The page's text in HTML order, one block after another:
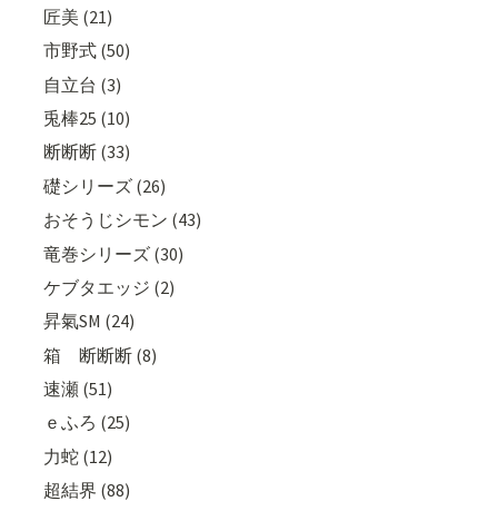
匠美 (21)
市野式 (50)
自立台 (3)
兎棒25 (10)
断断断 (33)
礎シリーズ (26)
おそうじシモン (43)
竜巻シリーズ (30)
ケブタエッジ (2)
昇氣SM (24)
箱 断断断 (8)
速瀬 (51)
ｅふろ (25)
力蛇 (12)
超結界 (88)